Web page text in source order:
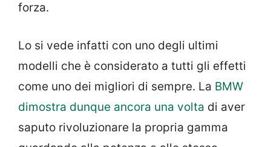
forza.
Lo si vede infatti con uno degli ultimi
modelli che è considerato a tutti gli effetti
come uno dei migliori di sempre. La BMW
dimostra dunque ancora una volta di aver
saputo rivoluzionare la propria gamma